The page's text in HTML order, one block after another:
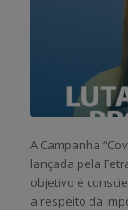
A Campanha
lançada pela
objetivo é
a respeito da